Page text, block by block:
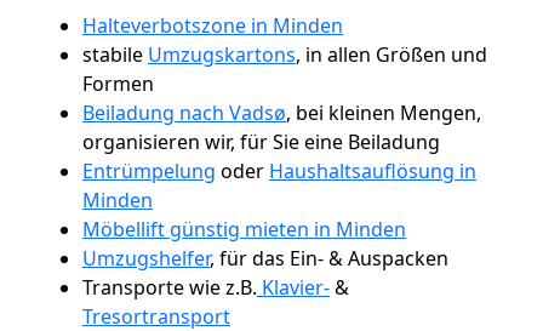
Halteverbotszone in Minden
stabile Umzugskartons, in allen Größen und
Formen
Beiladung nach Vadsø, bei kleinen Mengen,
organisieren wir, für Sie eine Beiladung
Entrümpelung oder Haushaltsauflösung in
Minden
Möbellift günstig mieten in Minden
Umzugshelfer, für das Ein- & Auspacken
Transporte wie z.B. Klavier-&
Tresortransport